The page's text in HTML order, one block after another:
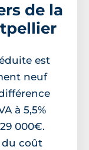
de la
est
neuf
à 5,5%
000€.
du coût